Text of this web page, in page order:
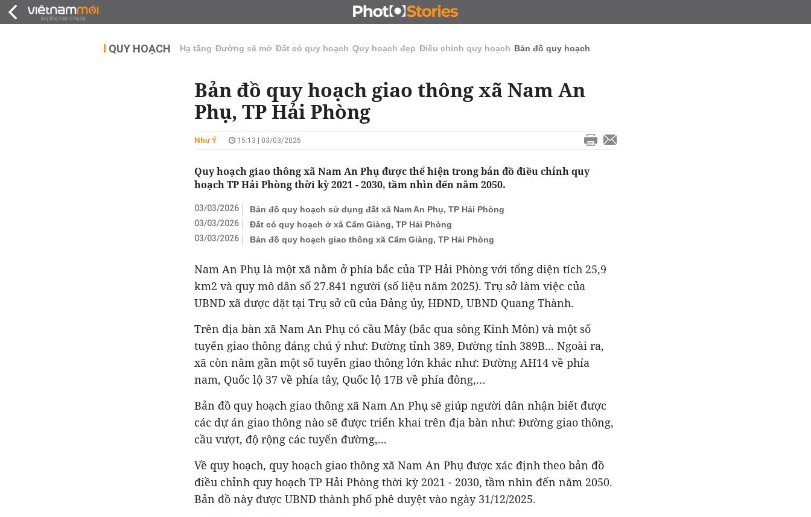
ĐẤU GIÁ - ĐẤU THẦU KINH DOANH
QUY HOẠCH Hạ tầng Đường sẽ mở Đất có quy hoạch Quy hoạch đẹp Điều chỉnh quy hoạch Bản đồ quy hoạch
Bản đồ quy hoạch giao thông xã Nam An
Phụ, TP Hải Phòng
Như Ý 15:13 | 03/03/2026
Quy hoạch giao thông xã Nam An Phụ được thể hiện trong bản đồ điều chỉnh quy
hoạch TP Hải Phòng thời kỳ 2021 - 2030, tầm nhìn đến năm 2050.
03/03/2026
Bản đồ quy hoạch sử dụng đất xã Nam An Phụ, TP Hải Phòng
03/03/2026
Đất có quy hoạch ở xã Cẩm Giàng, TP Hải Phòng
03/03/2026
Bản đồ quy hoạch giao thông xã Cẩm Giàng, TP Hải Phòng
Nam An Phụ là một xã nằm ở phía bắc của TP Hải Phòng với tổng diện tích 25,9
km2 và quy mô dân số 27.841 người (số liệu năm 2025). Trụ sở làm việc của
UBND xã được đặt tại Trụ sở cũ của Đảng ủy, HĐND, UBND Quang Thành.
Trên địa bàn xã Nam An Phụ có cầu Mây (bắc qua sông Kinh Môn) và một số
tuyến giao thông đáng chú ý như: Đường tỉnh 389, Đường tỉnh 389B... Ngoài ra,
xã còn nằm gần một số tuyến giao thông lớn khác như: Đường AH14 về phía
nam, Quốc lộ 37 về phía tây, Quốc lộ 17B về phía đông,…
Bản đồ quy hoạch giao thông xã Nam An Phụ sẽ giúp người dân nhận biết được
các dự án giao thông nào sẽ được triển khai trên địa bàn như: Đường giao thông,
cầu vượt, độ rộng các tuyến đường,...
Về quy hoạch, quy hoạch giao thông xã Nam An Phụ được xác định theo bản đồ
điều chỉnh quy hoạch TP Hải Phòng thời kỳ 2021 - 2030, tầm nhìn đến năm 2050.
Bản đồ này được UBND thành phố phê duyệt vào ngày 31/12/2025.